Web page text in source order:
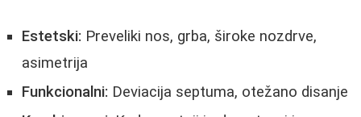
Estetski: Preveliki nos, grba, široke nozdrve,
asimetrija
Funkcionalni: Deviacija septuma, otežano disanje